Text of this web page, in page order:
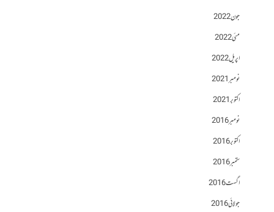
جون 2022
مئی 2022
اپریل 2022
نومبر 2021
اکتوبر 2021
نومبر 2016
اکتوبر 2016
ستمبر 2016
اگست 2016
جولائی 2016